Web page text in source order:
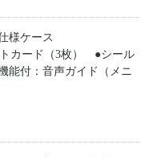
様ケース
カード（3枚） ●シール
能付：音声ガイド（メニ